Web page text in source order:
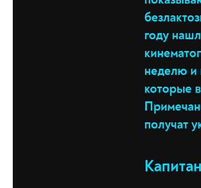
году
неделю и
которые
получат